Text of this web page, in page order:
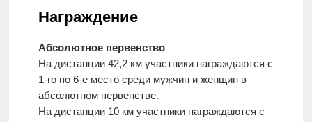
Награждение
Абсолютное первенство
На дистанции 42,2 км участники награждаются с
1-го по 6-е место среди мужчин и женщин в
абсолютном первенстве.
На дистанции 10 км участники награждаются с